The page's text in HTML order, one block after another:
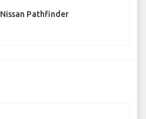
Nissan Pathfinder